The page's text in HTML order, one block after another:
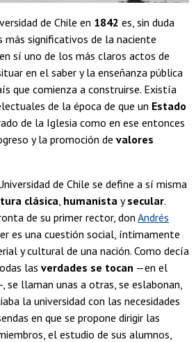
de Chile en 1842 es, sin duda
más significativos de la naciente
sí uno de los más claros actos de
en el saber y la enseñanza pública
que comienza a construirse. Existía
de la época de que un Estado
de la Iglesia como en ese entonces
y la promoción de valores
de Chile se define a sí misma
clásica humanista ysecular.
de su primer rector, don Andrés
es una cuestión social, íntimamente
y cultural de una nación. Como decía
las verdades se tocan —en el
llaman unas a otras, se eslabonan,
la universidad con las necesidades
en que se propone dirigir las
el estudio de sus alumnos,